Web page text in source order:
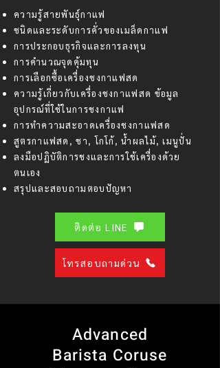
ความรู้สายพันธุ์กาแฟ
ชนิดและระดับการคั่วของเมล็ดกาแฟ
การประกอบธุรกิจและการลงทุน
การคำนวณจุดคุ้มทุน
การเลือกซื้อเครื่องชงกาแฟสด
ความรู้เกี่ยวกับเครื่องชงกาแฟสด ข้อมูล
อุปกรณ์ที่ใช้ในการชงกาแฟ
การทำความสะอาดเครื่องชงกาแฟสด
สูตรกาแฟสด, ชา, โกโก้, น้ำผลไม้, เมนูปั่น
ลงมือปฏิบัติการชงและการใช้เครื่องด้วย
ตนเอง
สรุปและสอบถามตอบปัญหา
ติดต่อ LINE
โทรสอบถามด่วน
Advanced
Barista Coruse